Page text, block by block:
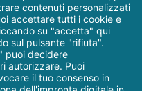
un compito